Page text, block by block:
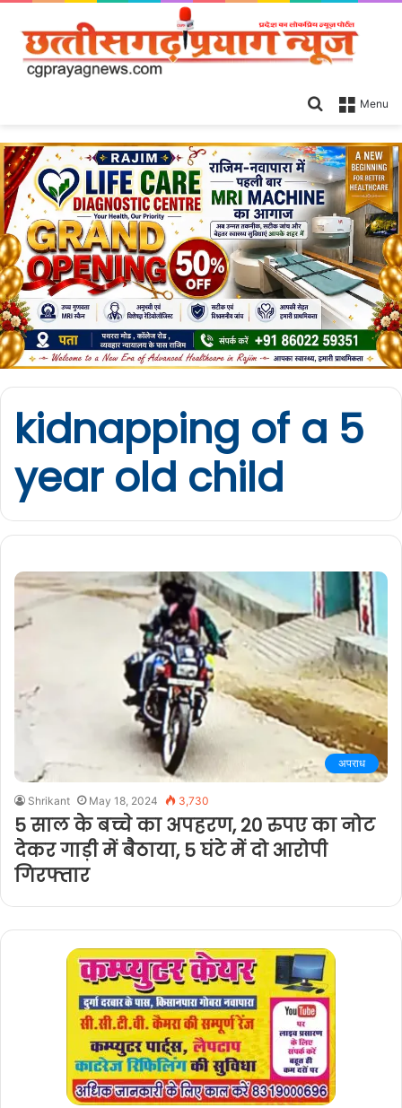
Menu
Search
kidnapping of a 5
year old child
अपराध
Shrikant May 18, 2024 3,730
5 साल के बच्चे का अपहरण, 20 रुपए का नोट
देकर गाड़ी में बैठाया, 5 घंटे में दो आरोपी
गिरफ्तार